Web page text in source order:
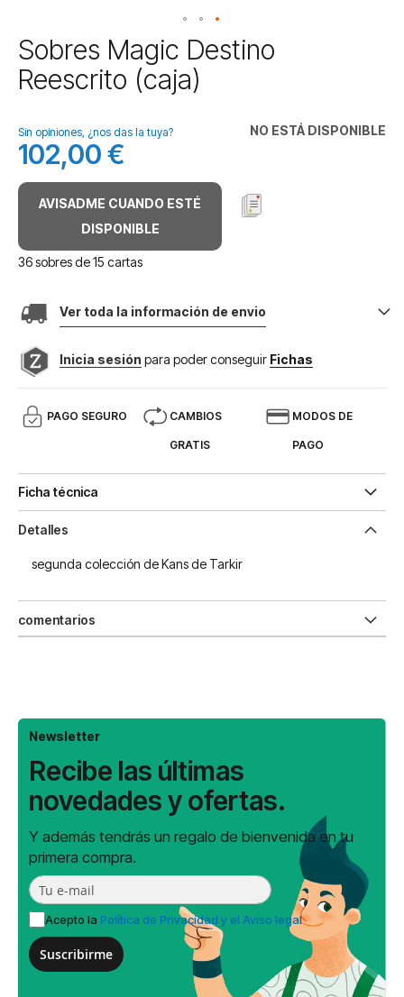
Saltar
al
comienzo
galería
de
imágenes
Sobres Magic Destino
Reescrito (caja)
NO ESTÁ DISPONIBLE
Sin opiniones, ¿nos das la tuya?
102,00 €
AVISADME CUANDO ESTÉ
DISPONIBLE
36 sobres de 15 cartas
Ver toda la información de envio
Inicia sesión para poder conseguir Fichas
PAGO SEGURO CAMBIOS
GRATIS
MODOS DE
PAGO
Ficha técnica
Detalles
segunda colección de Kans de Tarkir
comentarios
Newsletter
Recibe las últimas
novedades y ofertas.
Y además tendrás un regalo de bienvenida en tu
primera compra.
Acepto la Política de Privacidad y el Aviso legal
Suscribirme